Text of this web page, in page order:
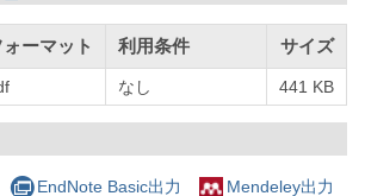
ォーマット 利用条件 サイズ
なし 441 KB
EndNote Basic出力 Mendeley出力